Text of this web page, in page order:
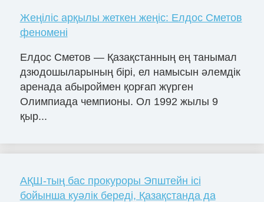
Жеңіліс арқылы жеткен жеңіс: Елдос Сметов
феномені
Елдос Сметов — Қазақстанның ең танымал
дзюдошыларының бірі, ел намысын әлемдік
аренада абыроймен қорғап жүрген
Олимпиада чемпионы. Ол 1992 жылы 9
қыр...
АҚШ-тың бас прокуроры Эпштейн ісі
бойынша куәлік береді, Қазақстанда да